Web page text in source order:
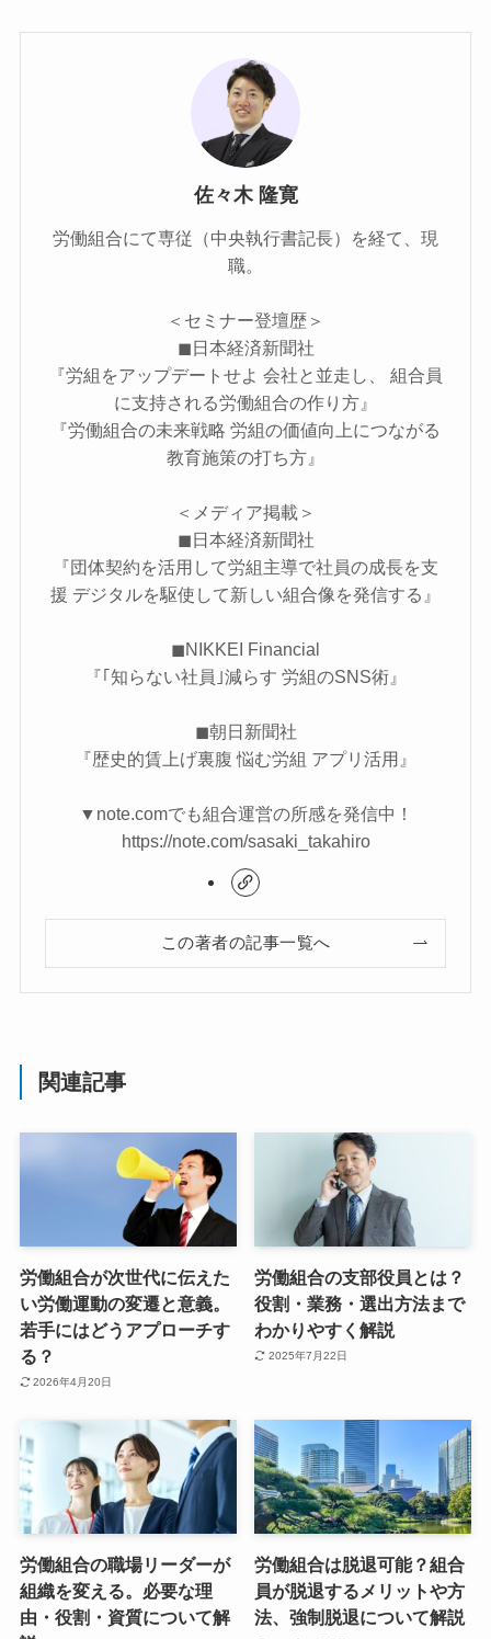
佐々木 隆寛
労働組合にて専従（中央執行書記長）を経て、現
職。
＜セミナー登壇歴＞
◼︎日本経済新聞社
『労組をアップデートせよ 会社と並走し、 組合員
に支持される労働組合の作り方』
『労働組合の未来戦略 労組の価値向上につながる
教育施策の打ち方』
＜メディア掲載＞
◼︎日本経済新聞社
『​​​​団体契約を活用して労組主導で社員の成長を支
援 デジタルを駆使して新しい組合像を発信する』
◼︎NIKKEI Financial
『｢知らない社員｣減らす 労組のSNS術』
◼︎朝日新聞社
『歴史的賃上げ裏腹 悩む労組 アプリ活用』
▼note.comでも組合運営の所感を発信中！
https://note.com/sasaki_takahiro
この著者の記事一覧へ
関連記事
労働組合が次世代に伝えた
い労働運動の変遷と意義。
若手にはどうアプローチす
る？
2026年4月20日
労働組合の支部役員とは？
役割・業務・選出方法まで
わかりやすく解説
2025年7月22日
労働組合の職場リーダーが
組織を変える。必要な理
由・役割・資質について解
労働組合は脱退可能？組合
員が脱退するメリットや方
法、強制脱退について解説